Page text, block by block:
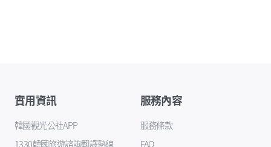
實用資訊
韓國觀光公社APP
1330韓國旅遊諮詢翻譯熱線
服務內容
服務條款
FAQ